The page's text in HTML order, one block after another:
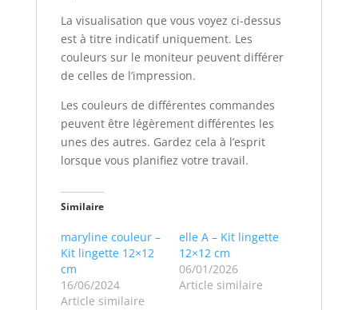
La visualisation que vous voyez ci-dessus
est à titre indicatif uniquement. Les
couleurs sur le moniteur peuvent différer
de celles de l’impression.
Les couleurs de différentes commandes
peuvent être légèrement différentes les
unes des autres. Gardez cela à l’esprit
lorsque vous planifiez votre travail.
Similaire
maryline couleur –
Kit lingette 12×12
cm
16/06/2024
Article similaire
elle A – Kit lingette
12×12 cm
06/01/2026
Article similaire